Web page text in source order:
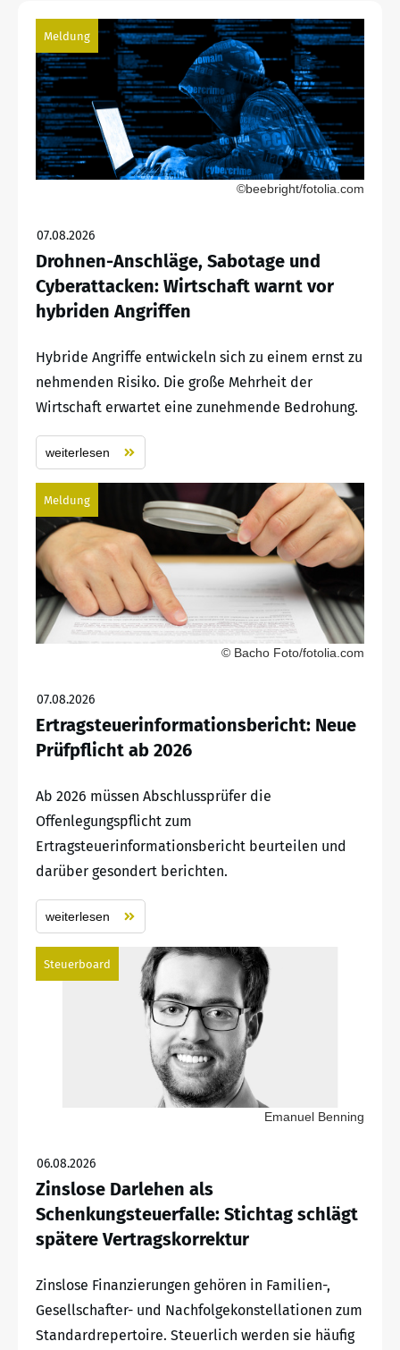
Meldung
©beebright/fotolia.com
07.08.2026
Drohnen-Anschläge, Sabotage und
Cyberattacken: Wirtschaft warnt vor
hybriden Angriffen
Hybride Angriffe entwickeln sich zu einem ernst zu
nehmenden Risiko. Die große Mehrheit der
Wirtschaft erwartet eine zunehmende Bedrohung.
weiterlesen
Meldung
© Bacho Foto/fotolia.com
07.08.2026
Ertragsteuerinformationsbericht: Neue
Prüfpflicht ab 2026
Ab 2026 müssen Abschlussprüfer die
Offenlegungspflicht zum
Ertragsteuerinformationsbericht beurteilen und
darüber gesondert berichten.
weiterlesen
Steuerboard
Emanuel Benning
06.08.2026
Zinslose Darlehen als
Schenkungsteuerfalle: Stichtag schlägt
spätere Vertragskorrektur
Zinslose Finanzierungen gehören in Familien-,
Gesellschafter- und Nachfolgekonstellationen zum
Standardrepertoire. Steuerlich werden sie häufig